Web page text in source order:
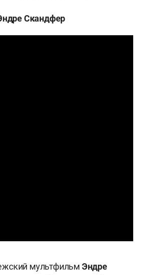
Скандфер
мультфильм Эндре